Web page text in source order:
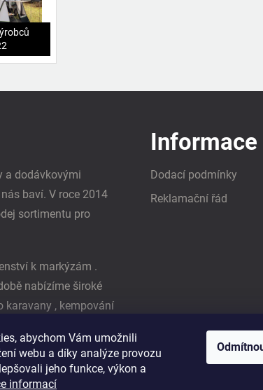
abychom Vám umožnili
webu a díky analýze provozu
jeho funkce, výkon a
informací
a dodávkovými
baví. V roce 2014
sortimentu pro
k markýzám .
nabízíme široké
karavany , kempování
Reimo
Informace
Dodací podmínky
Reklamační řád